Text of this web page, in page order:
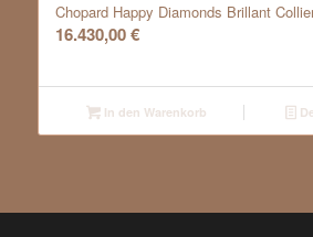
Chopard Happy Diamonds Brillant
16.430,00€
In den Warenkorb